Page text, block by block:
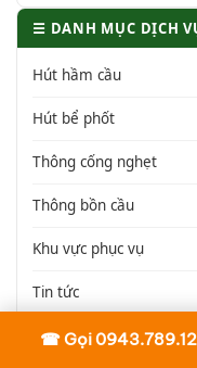
☰ DANH MỤC DỊCH
Hút hầm cầu
Hút bể phốt
Thông cống nghẹt
Thông bồn cầu
Khu vực phục vụ
Tin tức
BÀI VIẾT NỔI BẬT
☎ Gọi